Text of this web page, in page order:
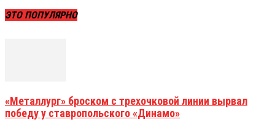
ЭТО ПОПУЛЯРНО
«Металлург» броском с трехочковой линии вырвал
победу у ставропольского «Динамо»